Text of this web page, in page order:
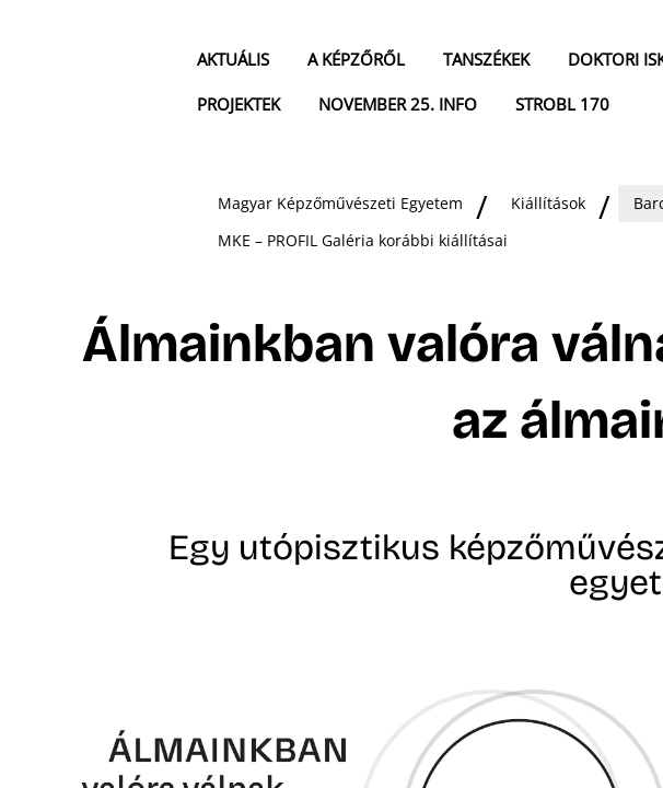
AKTUÁLIS A KÉPZŐRŐL TANSZÉKEK DOKTORI
PROJEKTEK
NOVEMBER 25. INFO STROBL 170
Magyar Képzőművészeti Egyetem Kiállítások
MKE – PROFIL Galéria korábbi kiállításai
Álmainkban valóra
az
Egy utópisztikus